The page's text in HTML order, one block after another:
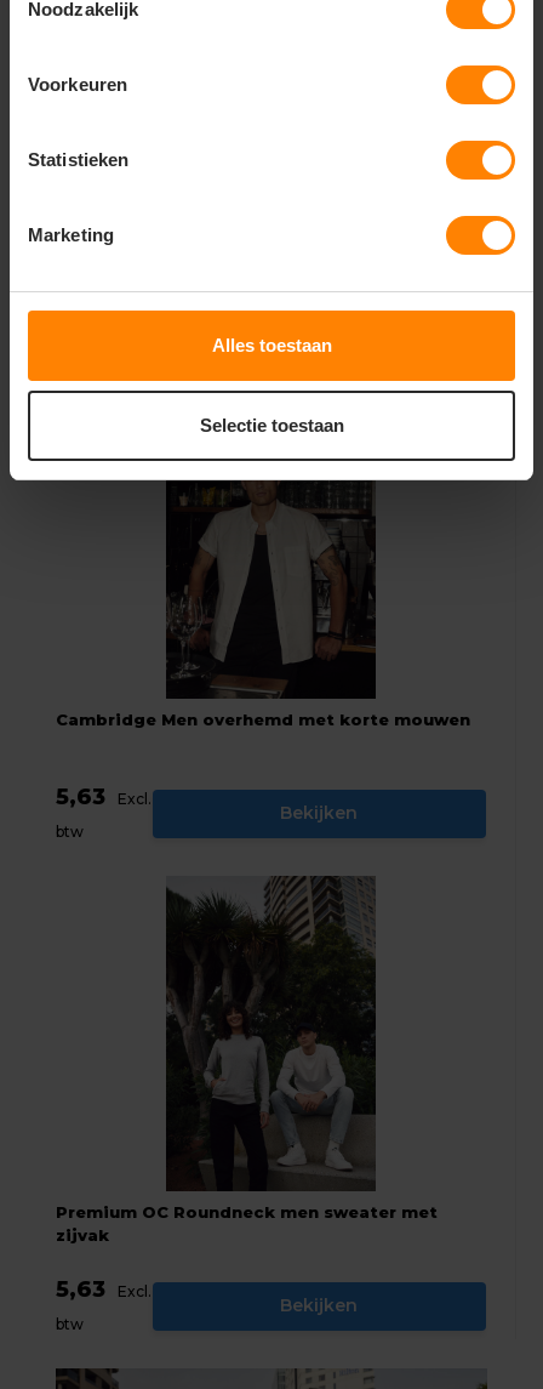
Noodzakelijk
Voorkeuren
Statistieken
Marketing
Alles toestaan
Selectie toestaan
Amarillo Unisex polo korte mouwen
5,63
Cambridge Men overhemd met korte mouwen
5,63
Excl.
btw
Bekijken
Premium OC Roundneck men sweater met
zijvak
5,63
Excl.
btw
Bekijken